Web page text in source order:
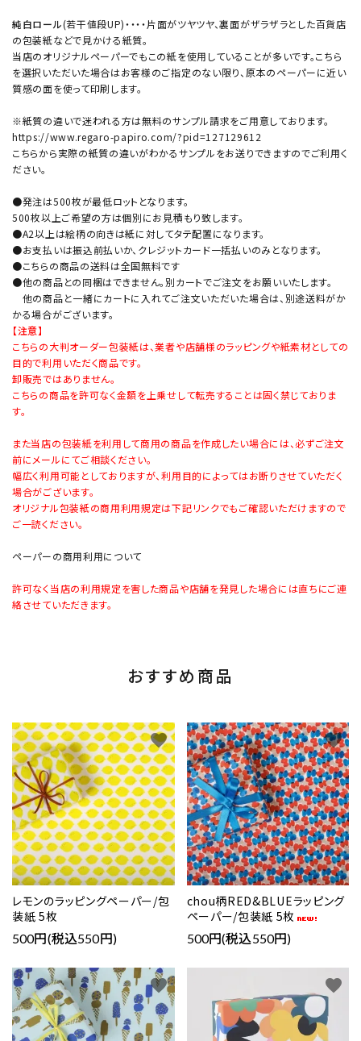
純白ロール(若干値段UP)・・・・片面がツヤツヤ、裏面がザラザラとした百貨店
の包装紙などで見かける紙質。
当店のオリジナルペーパーでもこの紙を使用していることが多いです。こちら
を選択いただいた場合はお客様のご指定のない限り、原本のペーパーに近い
質感の面を使って印刷します。
※紙質の違いで迷われる方は無料のサンプル請求をご用意しております。
https://www.regaro-papiro.com/?pid=127129612
こちらから実際の紙質の違いがわかるサンプルをお送りできますのでご利用く
ださい。
●発注は500枚が最低ロットとなります。
500枚以上ご希望の方は個別にお見積もり致します。
●A2以上は絵柄の向きは紙に対してタテ配置になります。
●お支払いは振込前払いか、クレジットカード一括払いのみとなります。
●こちらの商品の送料は全国無料です
●他の商品との同梱はできません。別カートでご注文をお願いいたします。
他の商品と一緒にカートに入れてご注文いただいた場合は、別途送料がか
かる場合がございます。
【注意】
こちらの大判オーダー包装紙は、業者や店舗様のラッピングや紙素材としての
目的で利用いただく商品です。
卸販売ではありません。
こちらの商品を許可なく金額を上乗せして転売することは固く禁じておりま
す。
また当店の包装紙を利用して商用の商品を作成したい場合には、必ずご注文
前にメールにてご相談ください。
幅広く利用可能としておりますが、利用目的によってはお断りさせていただく
場合がございます。
オリジナル包装紙の商用利用規定は下記リンクでもご確認いただけますので
ご一読ください。
ペーパーの商用利用について
許可なく当店の利用規定を害した商品や店舗を発見した場合には直ちにご連
絡させていただきます。
おすすめ商品
レモンのラッピングペーパー/包
装紙 5枚
500円(税込550円)
favorite
chou柄RED&BLUEラッピング
ペーパー/包装紙 5枚
500円(税込550円)
favorite
favorite favorite